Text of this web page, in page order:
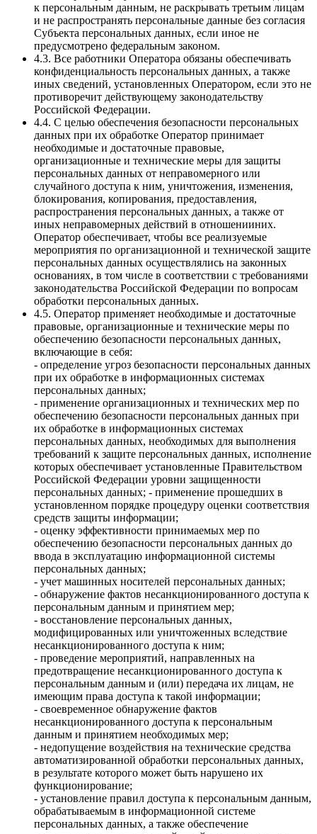
к персональным данным, не раскрывать третьим лицам
и не распространять персональные данные без согласия
Субъекта персональных данных, если иное не
предусмотрено федеральным законом.
4.3. Все работники Оператора обязаны обеспечивать
конфиденциальность персональных данных, а также
иных сведений, установленных Оператором, если это не
противоречит действующему законодательству
Российской Федерации.
4.4. С целью обеспечения безопасности персональных
данных при их обработке Оператор принимает
необходимые и достаточные правовые,
организационные и технические меры для защиты
персональных данных от неправомерного или
случайного доступа к ним, уничтожения, изменения,
блокирования, копирования, предоставления,
распространения персональных данных, а также от
иных неправомерных действий в отношенииних.
Оператор обеспечивает, чтобы все реализуемые
мероприятия по организационной и технической защите
персональных данных осуществлялись на законных
основаниях, в том числе в соответствии с требованиями
законодательства Российской Федерации по вопросам
обработки персональных данных.
4.5. Оператор применяет необходимые и достаточные
правовые, организационные и технические меры по
обеспечению безопасности персональных данных,
включающие в себя:
- определение угроз безопасности персональных данных
при их обработке в информационных системах
персональных данных;
- применение организационных и технических мер по
обеспечению безопасности персональных данных при
их обработке в информационных системах
персональных данных, необходимых для выполнения
требований к защите персональных данных, исполнение
которых обеспечивает установленные Правительством
Российской Федерации уровни защищенности
персональных данных; - применение прошедших в
установленном порядке процедуру оценки соответствия
средств защиты информации;
- оценку эффективности принимаемых мер по
обеспечению безопасности персональных данных до
ввода в эксплуатацию информационной системы
персональных данных;
- учет машинных носителей персональных данных;
- обнаружение фактов несанкционированного доступа к
персональным данным и принятием мер;
- восстановление персональных данных,
модифицированных или уничтоженных вследствие
несанкционированного доступа к ним;
- проведение мероприятий, направленных на
предотвращение несанкционированного доступа к
персональным данным и (или) передача их лицам, не
имеющим права доступа к такой информации;
- своевременное обнаружение фактов
несанкционированного доступа к персональным
данным и принятием необходимых мер;
- недопущение воздействия на технические средства
автоматизированной обработки персональных данных,
в результате которого может быть нарушено их
функционирование;
- установление правил доступа к персональным данным,
обрабатываемым в информационной системе
персональных данных, а также обеспечение